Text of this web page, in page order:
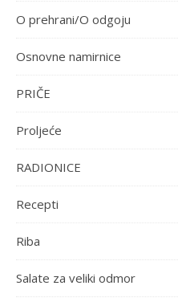
O prehrani/O odgoju
Osnovne namirnice
PRIČE
Proljeće
RADIONICE
Recepti
Riba
Salate za veliki odmor